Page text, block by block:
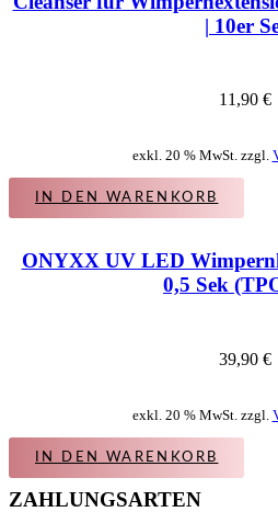
| 10er
11,90 €
exkl. 20 % MwSt. zzgl.
IN DEN WARENKORB
ONYXX UV LED
0,5 Sek
39,90 €
exkl. 20 % MwSt. zzgl.
IN DEN WARENKORB
ZAHLUNGSARTEN